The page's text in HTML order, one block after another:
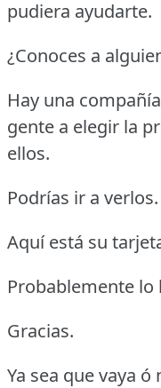
pudiera ayudarte.
¿Conoces a
Hay una
gente a elegir la
ellos.
Podrías ir a verlos.
Aquí está su
Probablemente lo
Gracias.
Ya sea que vaya